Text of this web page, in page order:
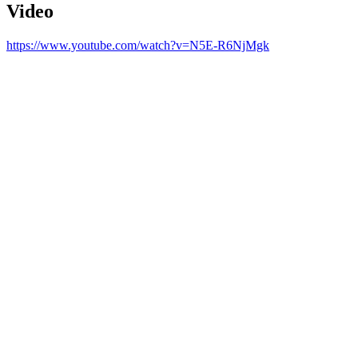
Video
https://www.youtube.com/watch?v=N5E-R6NjMgk